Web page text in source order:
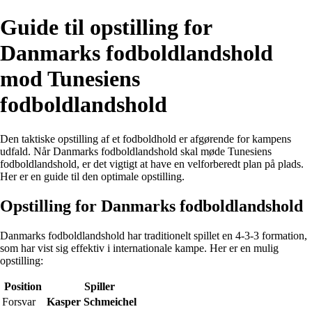
Guide til opstilling for
Danmarks fodboldlandshold
mod Tunesiens
fodboldlandshold
Den taktiske opstilling af et fodboldhold er afgørende for kampens
udfald. Når Danmarks fodboldlandshold skal møde Tunesiens
fodboldlandshold, er det vigtigt at have en velforberedt plan på plads.
Her er en guide til den optimale opstilling.
Opstilling for Danmarks fodboldlandshold
Danmarks fodboldlandshold har traditionelt spillet en 4-3-3 formation,
som har vist sig effektiv i internationale kampe. Her er en mulig
opstilling:
Position
Spiller
Forsvar
Kasper Schmeichel